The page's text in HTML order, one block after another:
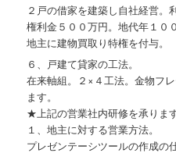
２戸の借家を建築し自社経営。
権利金５００万円。地代年１０
地主に建物買取り特権を付与。
６、戸建て貸家の工法。
在来軸組。２×４工法。金物フ
ます。
★上記の営業社内研修を承りま
１、地主に対する営業方法。
プレゼンテーシツールの作成の